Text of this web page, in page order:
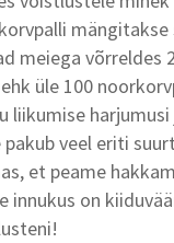
meiega võrreldes
üle 100
liikumise
veel eriti
et peame
innukus on